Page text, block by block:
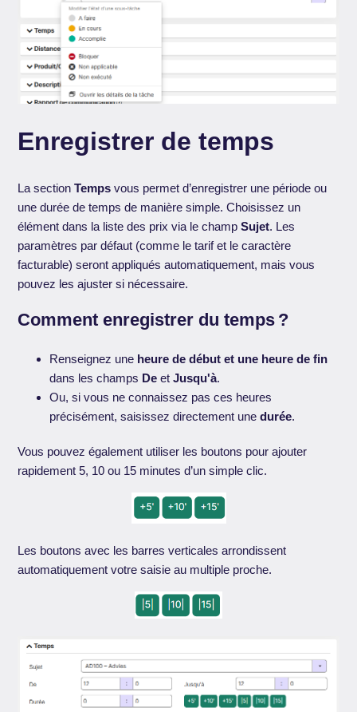
Enregistrer de temps
La sectionTemps vous permet d’enregistrer une période ou
une durée de temps de manière simple. Choisissez un
élément dans la liste des prix via le champSujet. Les
paramètres par défaut (comme le tarif et le caractère
facturable) seront appliqués automatiquement, mais vous
pouvez les ajuster si nécessaire.
Comment enregistrer du temps ?
Renseignez une heure de début et une heure de fin
dans les champs De etJusqu'à.
Ou, si vous ne connaissez pas ces heures
précisément, saisissez directement unedurée.
Vous pouvez également utiliser les boutons pour ajouter
rapidement 5, 10 ou 15 minutes d’un simple clic.
Les boutons avec les barres verticales arrondissent
automatiquement votre saisie au multiple proche.